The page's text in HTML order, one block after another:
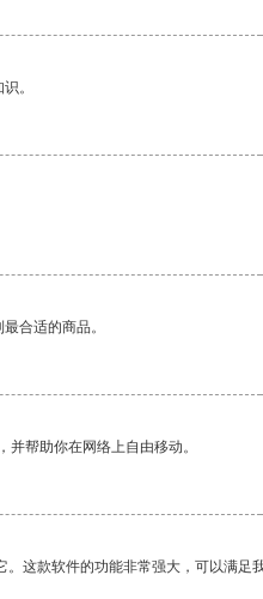
。
合适的商品。
帮助你在网络上自由移动。
这款软件的功能非常强大，可以满足